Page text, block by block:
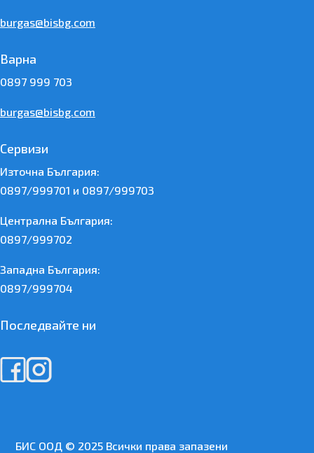
burgas@bisbg.com
Варна
0897 999 703
burgas@bisbg.com
Сервизи
Източна България:
0897/999701 и 0897/999703
Централна България:
0897/999702
Западна България:
0897/999704
Последвайте ни
БИС ООД © 2025 Всички права запазени